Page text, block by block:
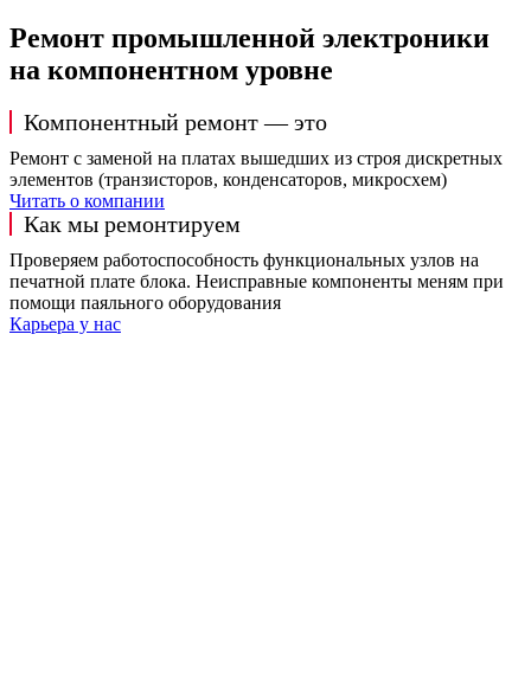
Ремонт промышленной электроники
на компонентном уровне
Компонентный ремонт — это
Ремонт с заменой на платах вышедших из строя дискретных
элементов (транзисторов, конденсаторов, микросхем)
Читать о компании
Как мы ремонтируем
Проверяем работоспособность функциональных узлов на
печатной плате блока. Неисправные компоненты меням при
помощи паяльного оборудования
Карьера у нас